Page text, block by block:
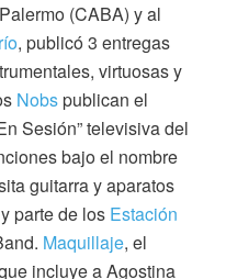
(CABA) y al
, publicó 3 entregas
virtuosas y
Nobspublican el
Sesión” televisiva del
bajo el nombre
guitarra y aparatos
parte de los Estación
Maquillaje, el
incluye a Agostina